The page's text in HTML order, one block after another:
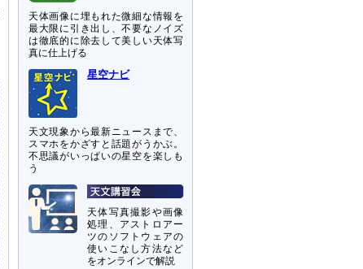
天体画像に埋もれた微細な情報を
最大限に引き出し、不要なノイズ
は徹底的に除去して美しい天体写
真に仕上げる
星空ナビ
天文現象から最新ニュースまで、
スマホをかざすと話題がうかぶ。
不思議がいっぱいの星空を楽しも
う
天体写真撮影や画像
処理、アストロアー
ツのソフトウェアの
使いこなし方法など
をオンラインで解説